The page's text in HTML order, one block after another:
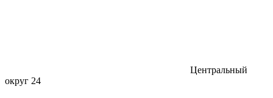
Центральный
округ 24